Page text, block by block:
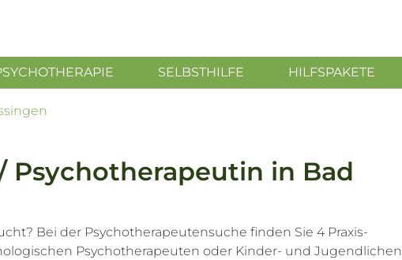
SELBSTHILFE HILFSPAKETE
Psychotherapeutin in Bad
Bei der Psychotherapeutensuche finden Sie 4 Praxis-
Psychotherapeuten oder Kinder- und Jugendlichen